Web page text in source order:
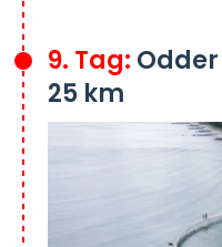
9. Tag:
25 km